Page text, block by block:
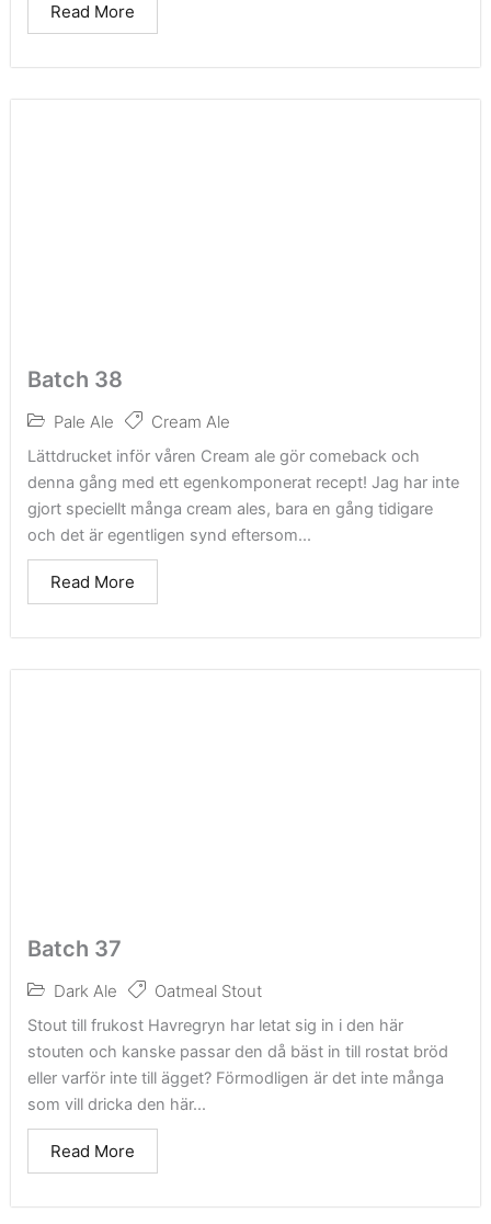
Read More
Batch 38
Pale Ale Cream Ale
Lättdrucket inför våren Cream ale gör comeback och
denna gång med ett egenkomponerat recept! Jag har inte
gjort speciellt många cream ales, bara en gång tidigare
och det är egentligen synd eftersom...
Read More
Batch 37
Dark Ale Oatmeal Stout
Stout till frukost Havregryn har letat sig in i den här
stouten och kanske passar den då bäst in till rostat bröd
eller varför inte till ägget? Förmodligen är det inte många
som vill dricka den här...
Read More